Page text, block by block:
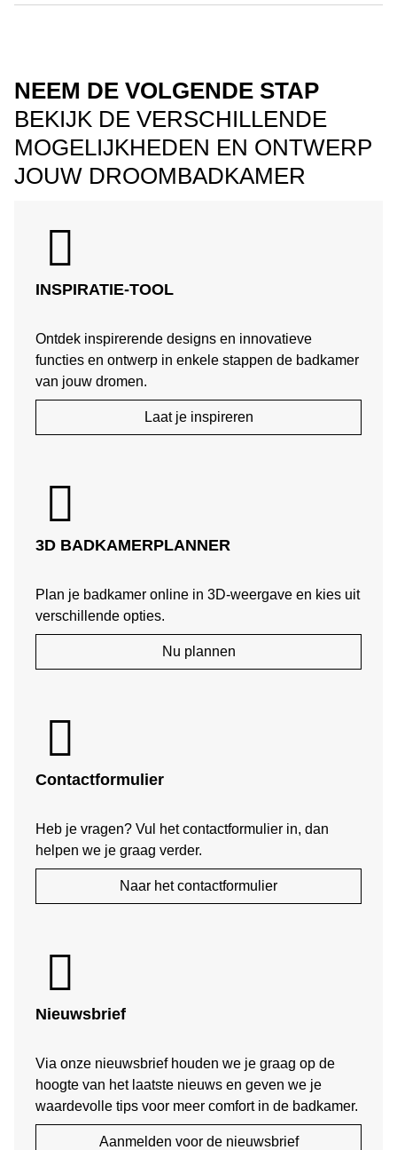
NEEM DE VOLGENDE STAP
BEKIJK DE VERSCHILLENDE
MOGELIJKHEDEN EN ONTWERP
JOUW DROOMBADKAMER
INSPIRATIE-TOOL
Ontdek inspirerende designs en innovatieve
functies en ontwerp in enkele stappen de badkamer
van jouw dromen.
Laat je inspireren
3D BADKAMERPLANNER
Plan je badkamer online in 3D-weergave en kies uit
verschillende opties.
Nu plannen
Contactformulier
Heb je vragen? Vul het contactformulier in, dan
helpen we je graag verder.
Naar het contactformulier
Nieuwsbrief
Via onze nieuwsbrief houden we je graag op de
hoogte van het laatste nieuws en geven we je
waardevolle tips voor meer comfort in de badkamer.
Aanmelden voor de nieuwsbrief